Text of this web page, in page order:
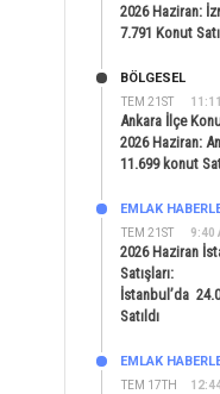
2026 Haziran:
7.791 Konut
TEM 21ST
BÖLGESEL
Ankara İlçe
2026 Haziran:
11.699 konut
TEM 21ST 9:40
EMLAK
2026 Haziran
Satışları:
İstanbul’da
Satıldı
TEM 17TH
EMLAK